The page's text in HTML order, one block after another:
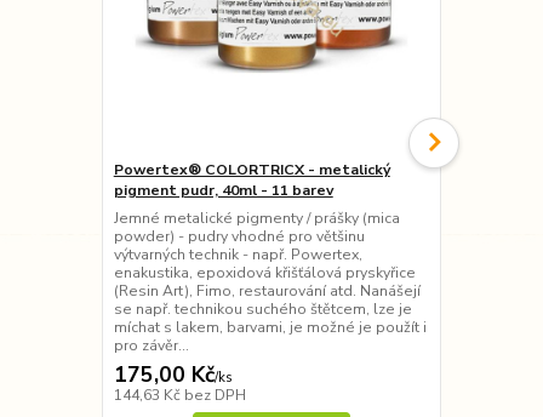
Powertex® COLORTRICX - metalický
pigment pudr, 40ml - 11 barev
Jemné metalické pigmenty / prášky (mica
powder) - pudry vhodné pro většinu
výtvarných technik - např. Powertex,
enakustika, epoxidová křišťálová pryskyřice
(Resin Art), Fimo, restaurování atd. Nanášejí
se např. technikou suchého štětcem, lze je
míchat s lakem, barvami, je možné je použít i
pro závěr...
175,00 Kč/ks
144,63 Kč bez DPH